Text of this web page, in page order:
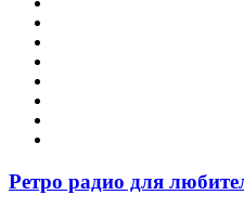
Ретро радио для